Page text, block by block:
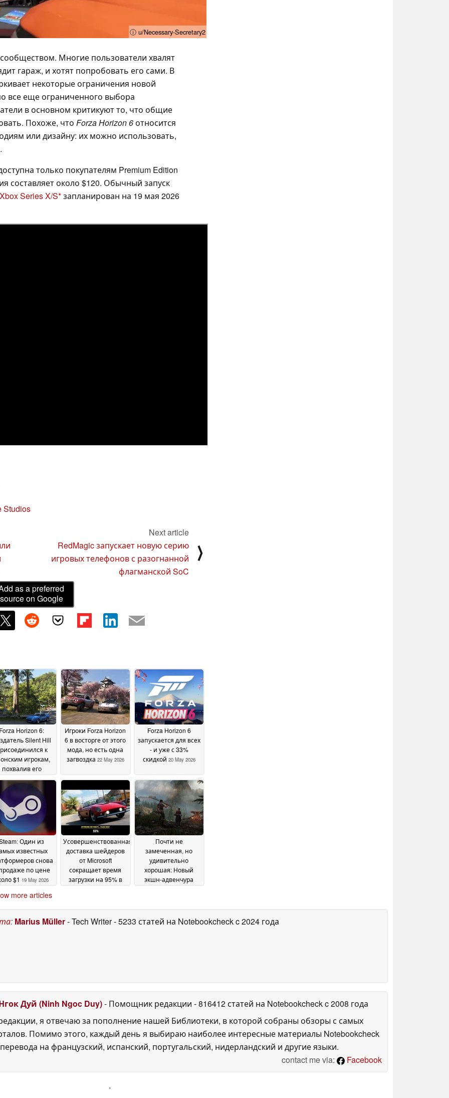
ⓘ u/Necessary-Secretary2
Многие пользователи хвалят
гараж, и хотят попробовать его сами. В
некоторые ограничения новой
все еще ограниченного выбора
в основном критикуют то, что общие
Похоже, что Forza Horizon 6относится
или дизайну: их можно использовать,
только покупателям Premium Edition
составляет около $120. Обычный запуск
Xbox Series X/S запланирован на 19 мая 2026
Studios
Next article
RedMagic запускает новую серию
игровых телефонов с разогнанной
флагманской SoC
⟩
as a preferred
source on Google
Forza Horizon 6:
Silent Hill
к
игрокам,
похвалив его
25
Игроки Forza Horizon
6 в восторге от этого
мода, но есть одна
загвоздка 22 May 2026
Forza Horizon 6
запускается для всех
- и уже с 33%
скидкой 20 May 2026
Один из
известных
снова
по цене
$1 19 May 2026
Усовершенствованная
доставка шейдеров
от Microsoft
сокращает время
загрузки на 95% в
приложений Xbox19
Почти не
замеченная, но
удивительно
хорошая: Новый
экшн-адвенчура
more articles
: Marius Müller- Tech Writer- 5233 статей на Notebookcheckc 2024 года
Дуй (Ninh Ngoc Duy)- Помощник редакции - 816412 статей на Notebookcheckc 2008 года
я отвечаю за пополнение нашей Библиотеки, в которой собраны обзоры с самых
Помимо этого, каждый день я выбираю наиболее интересные материалы Notebookcheck
на французский, испанский, португальский, нидерландский и другие языки.
contact me via:
Facebook
'